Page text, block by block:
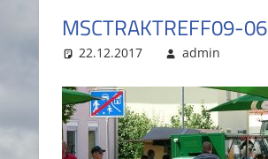
MSCTRAKTREFF09-06
22.12.2017 admin